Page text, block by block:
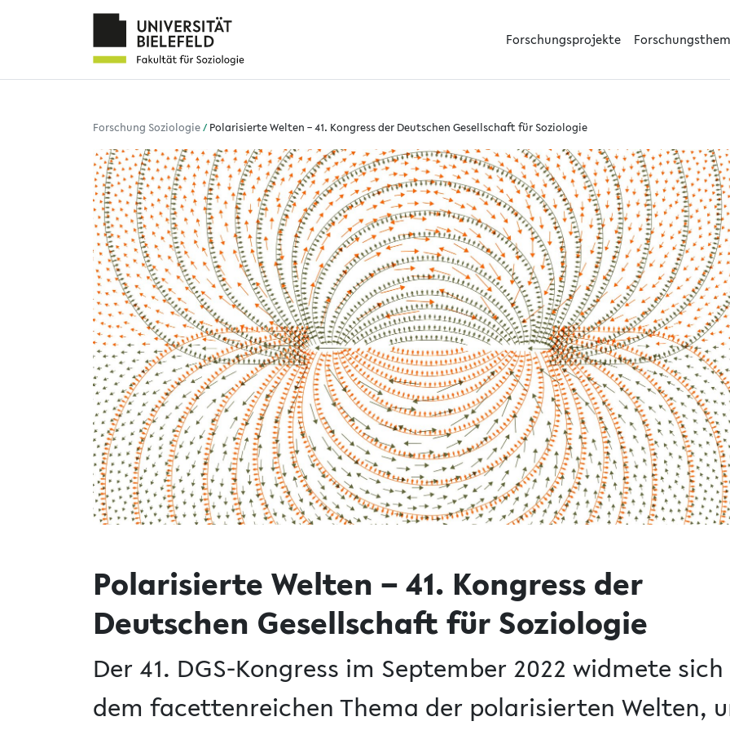
Forschungsprojekte
Forschung Soziologie/ Polarisierte Welten – 41. Kongress der Deutschen Gesellschaft für Soziologie
Polarisierte Welten – 41. Kongress der
Deutschen Gesellschaft für Soziologie
Der 41. DGS-Kongress im September 2022 widmete sich
dem facettenreichen Thema der polarisierten Welten,